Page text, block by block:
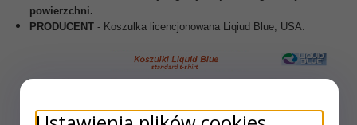
powierzchni.
PRODUCENT - Koszulka licencjonowana Liqiud Blue, USA.